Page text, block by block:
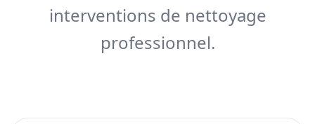
interventions de nettoyage
professionnel.